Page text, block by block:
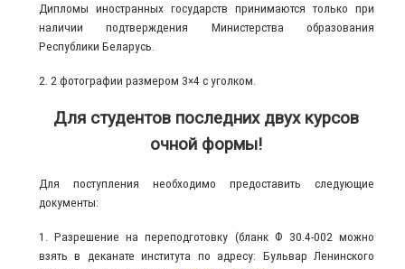
Дипломы иностранных государств принимаются только при
наличии подтверждения Министерства образования
Республики Беларусь.
2. 2 фотографии размером 3×4 с уголком.
Для студентов последних двух курсов
очной формы!
Для поступления необходимо предоставить следующие
документы:
1. Разрешение на переподготовку (бланк Ф 30.4-002 можно
взять в деканате института по адресу: Бульвар Ленинского